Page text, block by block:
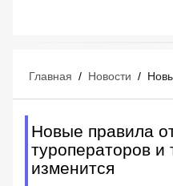
Главная / Новости /
Новые правила
туроператоров и
изменится